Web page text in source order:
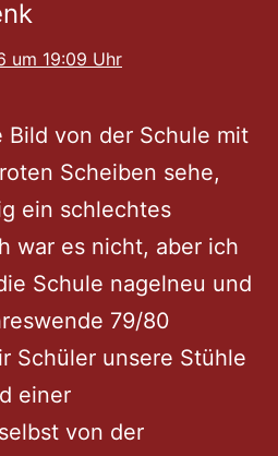
um 19:09 Uhr
Bild von der Schule mit
Scheiben sehe,
ein schlechtes
war es nicht, aber ich
Schule nagelneu und
79/80
Schüler unsere Stühle
einer
von der